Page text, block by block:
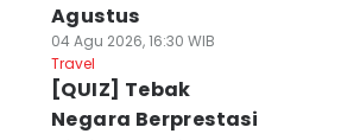
Agustus
04 Agu 2026, 16:30 WIB
Travel
[QUIZ] Tebak
Negara Berprestasi